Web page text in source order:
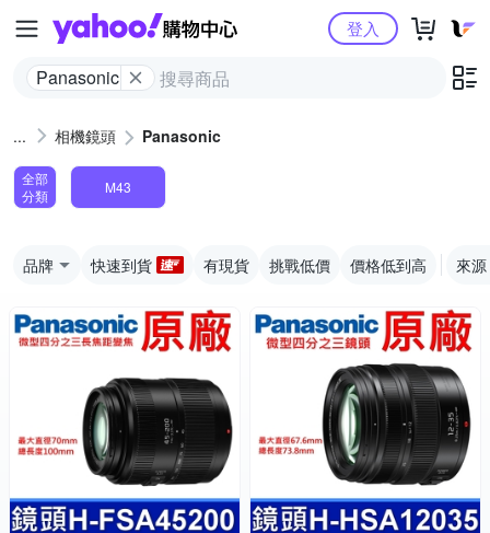
Yahoo購物中心
Panasonic
登入
相機鏡頭 Panasonic
全部
分類
M43
品牌 快速到貨 有現貨 挑戰低價 價格低到高 來源